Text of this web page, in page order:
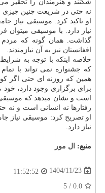
شکنند و هنرمندان را تحقیر
نه حتی در شریعت چنین چیزی
او تاکید کرد: موسیقی نیاز
نیاز دارد. با موسیقی میتوان
گذاشت. همان گونه که مردم
افغانستان نیز به آن نیازمندند.
خلاصه اینکه با توجه به
که جشنواره نمی تواند با
همین که روزنه ای حتی اگر
برای برگزاری وجود دارد، خود
است و نشان میدهد که
رفتارها نه انسانی است و نه
او تصریح کرد: موسیقی نیاز
نیاز دارد.
منبع: ال مور
1404/11/23
11:52:52
0.0
/ 5